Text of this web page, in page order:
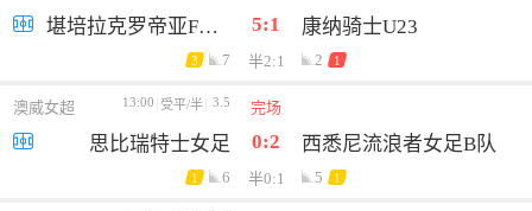
堪培拉克罗帝亚FCU23 5:1 康纳骑士U23
3 7 半2:1 2 1
澳威女超 13:00 受平/半 3.5 完场
思比瑞特士女足 0:2 西悉尼流浪者女足B队
1 6 半0:1 5 1